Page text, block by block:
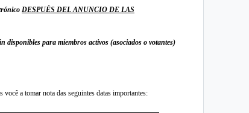
DESPUÉS DEL ANUNCIO DE LAS
disponibles para miembros activos (asociados o votantes)
a tomar nota das seguintes datas importantes: